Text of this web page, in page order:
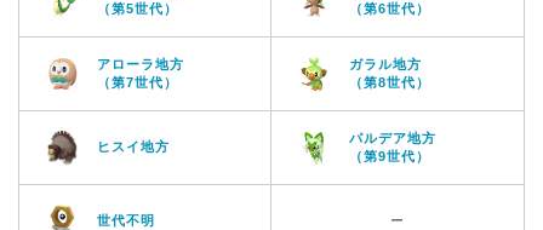
（第5世代）
（第6世代）
アローラ地方
（第7世代）
ガラル地方
（第8世代）
ヒスイ地方
パルデア地方
（第9世代）
世代不明 ー